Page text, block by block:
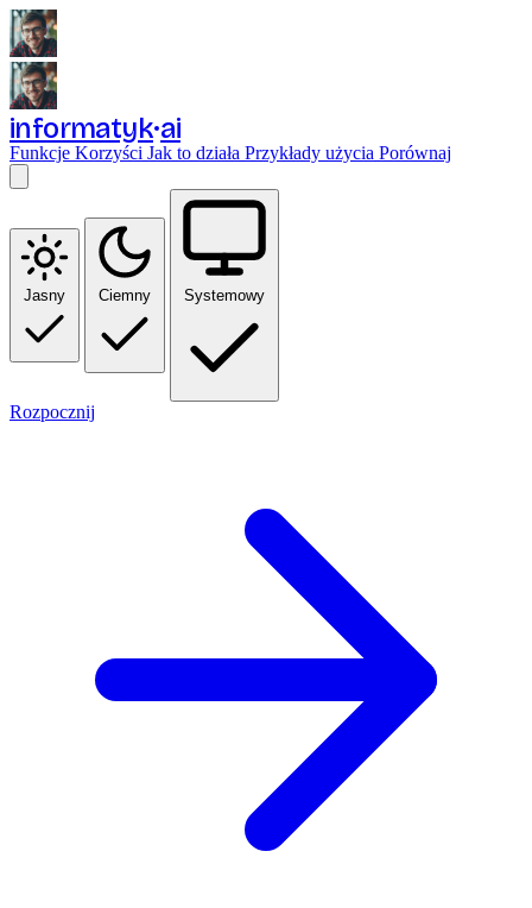
informatyk ai
Funkcje Korzyści Jak to działa Przykłady użycia Porównaj
Jasny Ciemny Systemowy
Rozpocznij